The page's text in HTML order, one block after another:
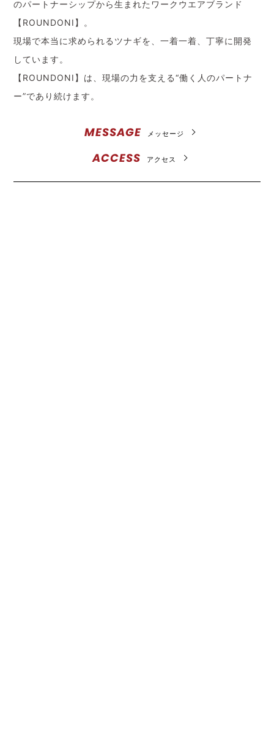
のパートナーシップから生まれたワークウエアブランド
【ROUNDONI】。
現場で本当に求められるツナギを、一着一着、丁寧に開発
しています。
【ROUNDONI】は、現場の力を支える“働く人のパートナ
ー”であり続けます。
MESSAGE メッセージ
ACCESS アクセス